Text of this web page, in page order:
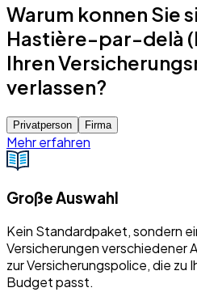
Warum konnen Sie
Hastière-par-delà
Ihren
verlassen?
Privatperson Firma
Mehr erfahren
Große Auswahl
Kein Standardpaket, sondern
Versicherungen verschiedener
zur Versicherungspolice, die zu
Budget passt.